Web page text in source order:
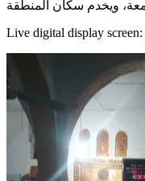
Live digital display screen: